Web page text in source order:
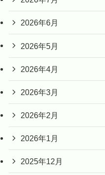
2026年6月
2026年5月
2026年4月
2026年3月
2026年2月
2026年1月
2025年12月